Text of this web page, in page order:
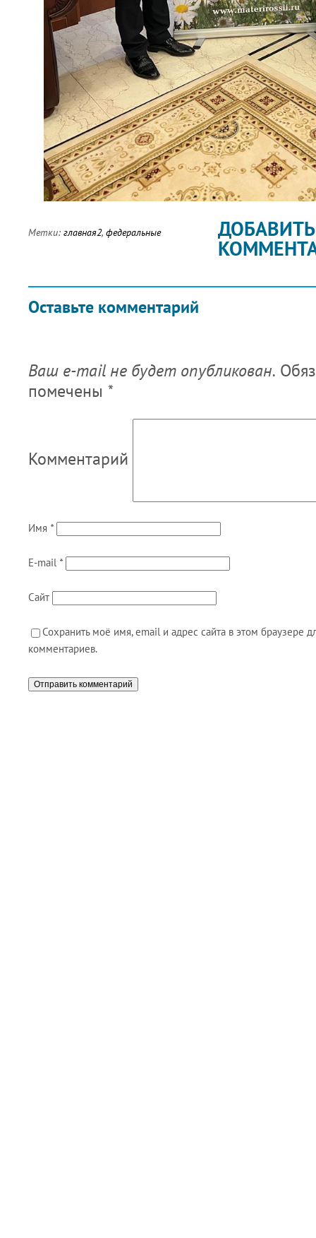
Метки: главная2, федеральные
Оставьте комментарий
ДОБАВИТЬ
Ваш e-mail не будет опубликован.
помечены *
Комментарий
Имя *
E-mail *
Сайт
Сохранить моё имя, email и адрес сайта в этом браузере
комментариев.